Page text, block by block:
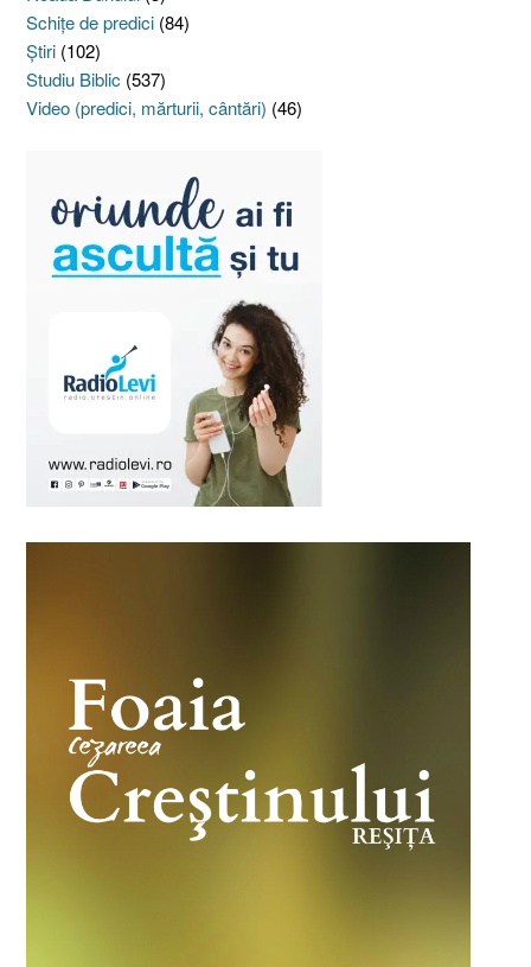
Schiţe de predici (84)
Ştiri (102)
Studiu Biblic (537)
Video (predici, mărturii, cântări) (46)